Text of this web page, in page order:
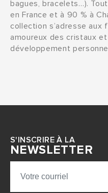
bagues, bracelets…).
en France et à 90 % à
collection s’adresse aux
amoureux des cristaux
développement
S'INSCRIRE À LA
NEWSLETTER